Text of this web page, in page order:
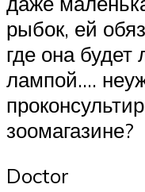
рыбок, ей
где она будет
лампой….
зоомагазине?
Doctor